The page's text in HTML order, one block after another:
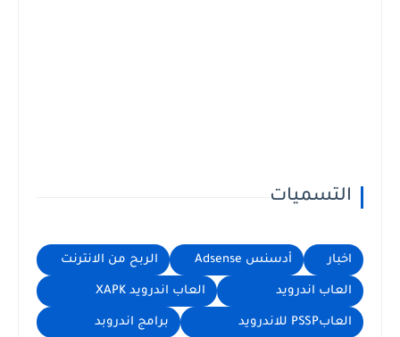
التسميات
اخبار أدسنس Adsense الربح من الانترنت
العاب اندرويد العاب اندرويد XAPK
العابPSSP للاندرويد برامج اندروبد